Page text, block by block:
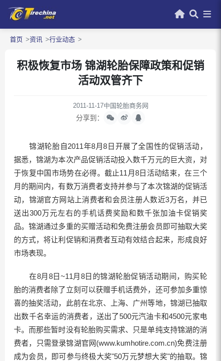
首页 资讯 行业动态
积极恢复市场 锦湖轮胎保障政策和促销
活动双管齐下
2011-11-17中国轮胎商务网
分享到：
锦湖轮胎自2011年8月8日开展了全国性的促销活动，
据悉，锦湖为本次产品促销活动投入数千万元的巨大资，对
于恢复中国市场势在必得。截止11月8日活动结束，在三个
月的期间内，有数万消费者支持并参与了本次锦湖的促销活
动，锦湖官方网站上消费者和会员注册人数近3万名，并已
送出300万元左右的手机话费奖励和数千张加油卡促销奖
品。锦湖通过多重的买赠活动和免费注册会员即可抽取大奖
的方式，将让利促销和消费者互动有效结合起来，形成良好
市场表现。
在8月8日~11月8日的锦湖轮胎促销活动期间，购买轮
胎的消费者除了立刻可以获赠手机话费外，还可参加多重惊
喜的抽奖活动，此前在北京、上海、广州等地，锦湖已抽取
出数千名幸运的消费者，送出了500元汽油卡和4500元家电
卡。而那些暂时没有轮胎购买需求、只是单纯支持锦湖的消
费者，只需登录锦湖官网(www.kumhotire.com.cn)免费注册
成为会员，即可参与终极大奖"50万元梦想大奖"的抽取。锦